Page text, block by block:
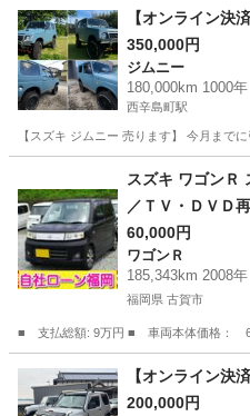
熊本 菊池市 その他 スペー
【オンライン
350,000円
ジムニー
180,000km 1000年
西辛島町駅
【スズキ ジムニー 売ります】 今月まで
西辛島町駅 ジ
スズキ ワゴン
／ＴＶ・ＤＶＤ
ール／ＨＩＤラ
イミングチェー
60,000円
ワゴンＲ
185,343km 2008年
福岡県 古賀市
■ 支払総額: 9万円 ■ 車両本体価格：
福岡 古賀市 ワゴンＲ
【オンライン
200,000円